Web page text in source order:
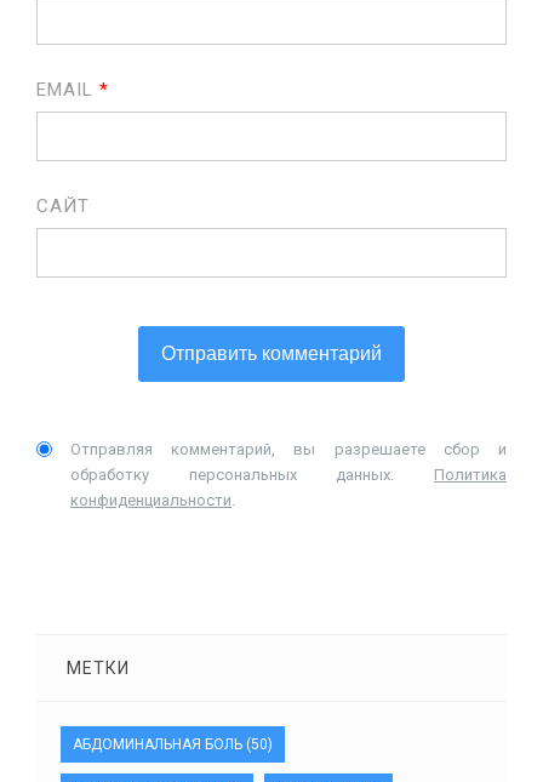
EMAIL *
САЙТ
Отправляя комментарий, вы разрешаете сбор и
обработку персональных данных. Политика
конфиденциальности.
МЕТКИ
АБДОМИНАЛЬНАЯ БОЛЬ (50)